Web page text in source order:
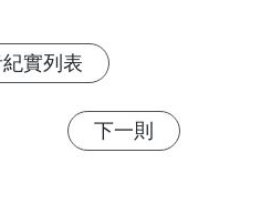
實列表
下一則